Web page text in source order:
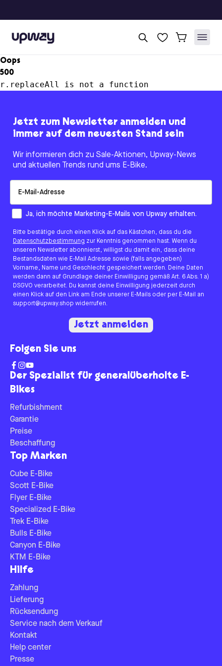
Upway
Oops
500
r.replaceAll is not a function
Der Spezialist für generalüberholte E-
Bikes
Refurbishment
Garantie
Preise
Beschaffung
Top Marken
Cube E-Bike
Scott E-Bike
Flyer E-Bike
Specialized E-Bike
Trek E-Bike
Bulls E-Bike
Canyon E-Bike
KTM E-Bike
Hilfe
Zahlung
Lieferung
Rücksendung
Service nach dem Verkauf
Kontakt
Help center
Presse
Jetzt zum Newsletter anmelden und
immer auf dem neuesten Stand sein
Wir informieren dich zu Sale-Aktionen, Upway-News
und aktuellen Trends rund ums E-Bike.
How would you like to hear from us?
Ja, ich möchte Marketing-E-Mails von Upway erhalten.
Bitte bestätige durch einen Klick auf das Kästchen, dass du die
Datenschutzbestimmung zur Kenntnis genommen hast. Wenn du
unseren Newsletter abonnierst, willigst du damit ein, dass deine
Bestandsdaten wie E-Mail Adresse sowie (falls angegeben)
Vorname, Name und Geschlecht gespeichert werden. Deine Daten
werden dann auf Grundlage deiner Einwilligung gemäß Art. 6 Abs. 1 a)
DSGVO verarbeitet. Du kannst deine Einwilligung jederzeit durch
einen Klick auf den Link am Ende unserer E-Mails oder per E-Mail an
support@upway.shop widerrufen.
Jetzt anmelden
Folgen Sie uns